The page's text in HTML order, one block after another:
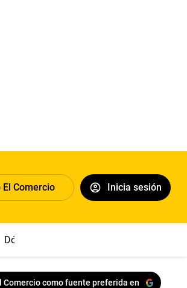
El Comercio Inicia sesión
Dólar
Comercio como fuente preferida en